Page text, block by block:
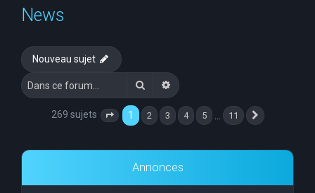
News
Nouveau sujet
RechercherRecherche avancée
269 sujets Page 1 sur11
1 2 3 4 5 11
Annonces